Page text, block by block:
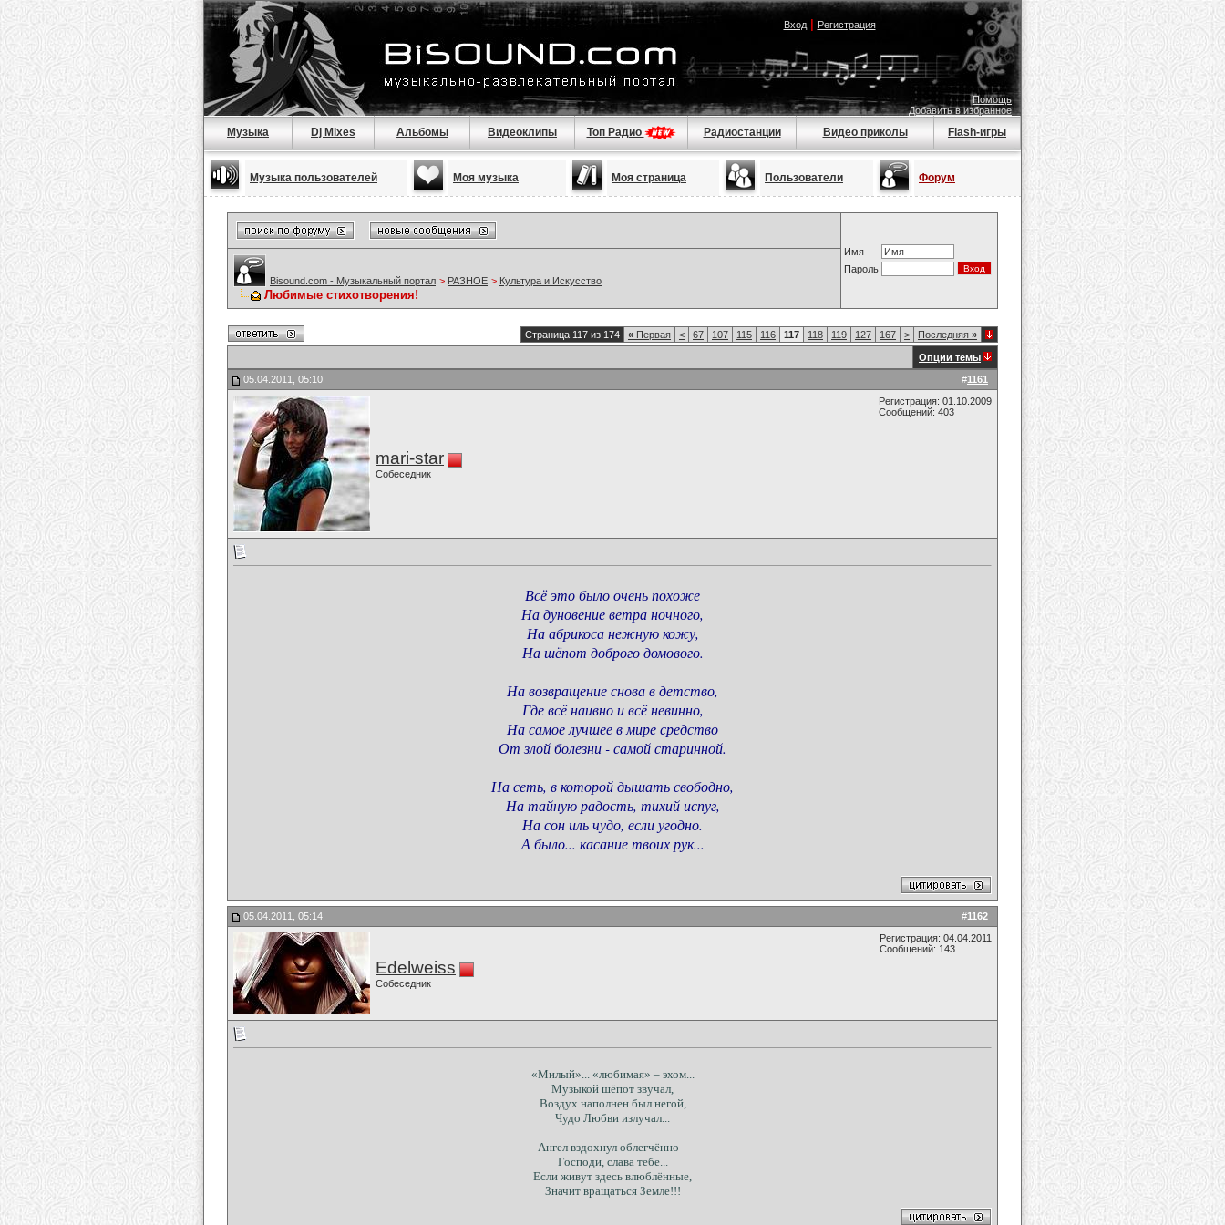
Вход| Регистрация
Помощь
Добавить в избранное
Музыка Dj Mixes Альбомы Видеоклипы Топ Радио Радиостанции Видео приколы Flash-игры
Музыка пользователей Моя музыка Моя страница Пользователи Форум
Имя
Пароль
Bisound.com - Музыкальный портал > РАЗНОЕ > Культура и Искусство
Любимые стихотворения!
Страница 117 из 174 « Первая < 67 107 115 116 117 118 119 127 167 > Последняя »
Опции темы
#1161
05.04.2011, 05:10
mari-star
Собеседник
Регистрация: 01.10.2009
Сообщений: 403
Всё это было очень похоже
На дуновение ветра ночного,
На абрикоса нежную кожу,
На шёпот доброго домового.
На возвращение снова в детство,
Где всё наивно и всё невинно,
На самое лучшее в мире средство
От злой болезни - самой старинной.
На сеть, в которой дышать свободно,
На тайную радость, тихий испуг,
На сон иль чудо, если угодно.
А было... касание твоих рук...
#1162
05.04.2011, 05:14
Edelweiss
Собеседник
Регистрация: 04.04.2011
Сообщений: 143
«Милый»... «любимая» – эхом...
Музыкой шёпот звучал,
Воздух наполнен был негой,
Чудо Любви излучал...
Ангел вздохнул облегчённо –
Господи, слава тебе...
Если живут здесь влюблённые,
Значит вращаться Земле!!!